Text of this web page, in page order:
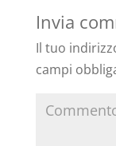
Invia
Il tuo
campi